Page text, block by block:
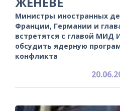
Министры иностранных
Франции, Германии и
встретятся с главой МИД
обсудить ядерную
конфликта